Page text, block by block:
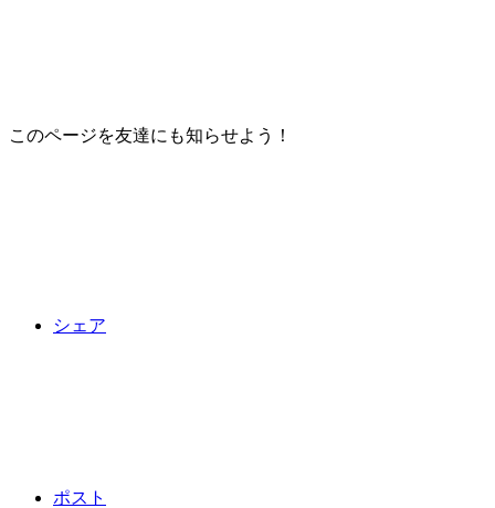
このページを友達にも知らせよう！
シェア
ポスト